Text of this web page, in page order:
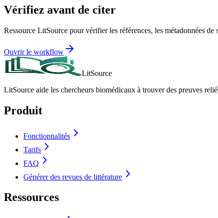
Vérifiez avant de citer
Ressource LitSource pour vérifier les références, les métadonnées
Ouvrir le workflow
LitSource
LitSource aide les chercheurs biomédicaux à trouver des preuves
Produit
Fonctionnalités
Tarifs
FAQ
Générer des revues de littérature
Ressources